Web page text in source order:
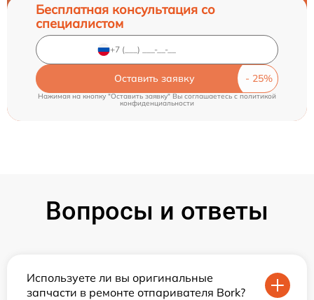
Бесплатная консультация со
специалистом
Оставить заявку
Нажимая на кнопку "Оставить заявку" Вы соглашаетесь cполитикой
конфиденциальности
Вопросы и ответы
Используете ли вы оригинальные
запчасти в ремонте отпаривателя Bork?